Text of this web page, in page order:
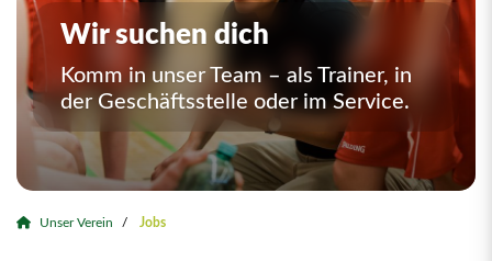
Wir suchen dich
Komm in unser Team – als Trainer, in
der Geschäftsstelle oder im Service.
Unser Verein Jobs